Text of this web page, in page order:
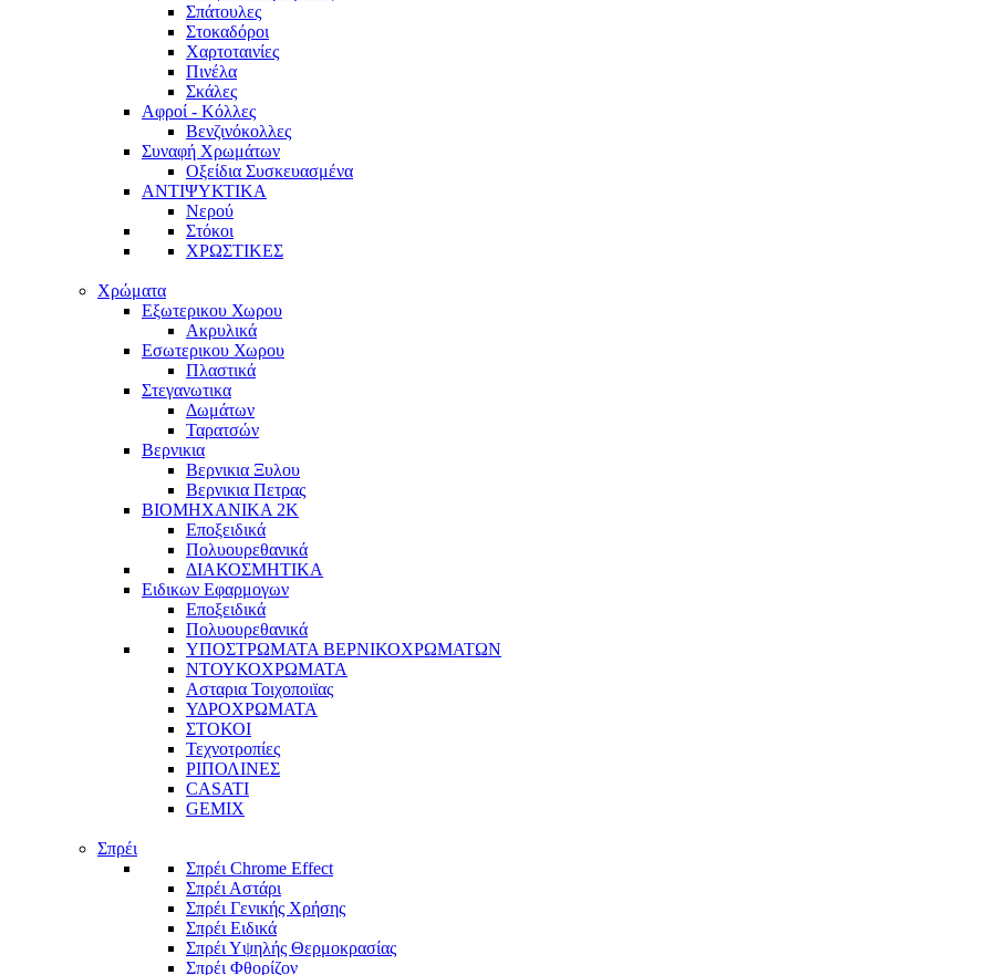
Σπάτουλες
Στοκαδόροι
Χαρτοταινίες
Πινέλα
Σκάλες
Αφροί - Κόλλες
Βενζινόκολλες
Συναφή Χρωμάτων
Οξείδια Συσκευασμένα
ΑΝΤΙΨΥΚΤΙΚΑ
Νερού
Στόκοι
ΧΡΩΣΤΙΚΕΣ
Χρώματα
Εξωτερικου Χωρου
Ακρυλικά
Εσωτερικου Χωρου
Πλαστικά
Στεγανωτικα
Δωμάτων
Ταρατσών
Βερνικια
Βερνικια Ξυλου
Βερνικια Πετρας
ΒΙΟΜΗΧΑΝΙΚΑ 2Κ
Εποξειδικά
Πολυουρεθανικά
ΔΙΑΚΟΣΜΗΤΙΚΑ
Ειδικων Εφαρμογων
Εποξειδικά
Πολυουρεθανικά
ΥΠΟΣΤΡΩΜΑΤΑ ΒΕΡΝΙΚΟΧΡΩΜΑΤΩΝ
ΝΤΟΥΚΟΧΡΩΜΑΤΑ
Ασταρια Τοιχοποιϊας
ΥΔΡΟΧΡΩΜΑΤΑ
ΣΤΟΚΟΙ
Τεχνοτροπίες
ΡΙΠΟΛΙΝΕΣ
CASATI
GEMIX
Σπρέι
Σπρέι Chrome Effect
Σπρέι Αστάρι
Σπρέι Γενικής Χρήσης
Σπρέι Ειδικά
Σπρέι Υψηλής Θερμοκρασίας
Σπρέι Φθορίζον